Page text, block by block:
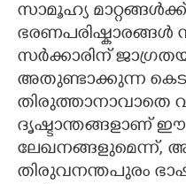
സാമൂഹ്യ
ഭരണപരിഷ്കാരങ്ങൾ
സർക്കാരിന്
അതുണ്ടാക്കുന്ന
തിരുത്താനാവാതെ
ദൃഷ്ടാന്തങ്ങളാണ് ഈ
ലേഖനങ്ങളുമെന്ന്,​
തിരുവനന്തപുരം